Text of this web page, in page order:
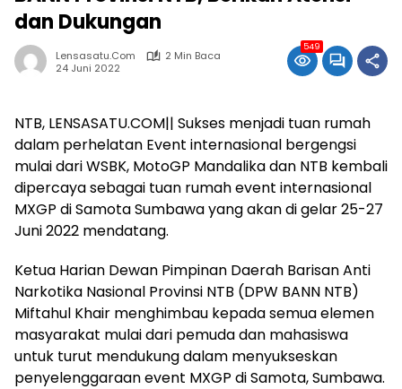
dan Dukungan
Lensasatu.com
2 Min Baca
24 Juni 2022
549
NTB, LENSASATU.COM|| Sukses menjadi tuan rumah
dalam perhelatan Event internasional bergengsi
mulai dari WSBK, MotoGP Mandalika dan NTB kembali
dipercaya sebagai tuan rumah event internasional
MXGP di Samota Sumbawa yang akan di gelar 25-27
Juni 2022 mendatang.
Ketua Harian Dewan Pimpinan Daerah Barisan Anti
Narkotika Nasional Provinsi NTB (DPW BANN NTB)
Miftahul Khair menghimbau kepada semua elemen
masyarakat mulai dari pemuda dan mahasiswa
untuk turut mendukung dalam menyukseskan
penyelenggaraan event MXGP di Samota, Sumbawa.